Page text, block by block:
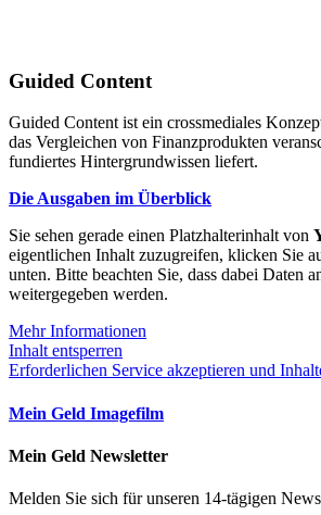
Guided Content
Guided Content ist ein crossmediales
das Vergleichen von Finanzprodukten
fundiertes Hintergrundwissen liefert.
Die Ausgaben im Überblick
Sie sehen gerade einen Platzhalterinhalt von
eigentlichen Inhalt zuzugreifen, klicken Sie
unten. Bitte beachten Sie, dass dabei Daten
weitergegeben werden.
Mehr Informationen
Inhalt entsperren
Erforderlichen Service akzeptieren und
Mein Geld Imagefilm
Mein Geld Newsletter
Melden Sie sich für unseren 14-tägigen